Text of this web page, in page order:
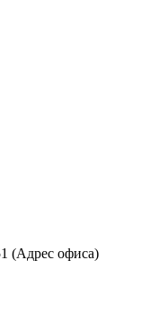
(Адрес офиса)